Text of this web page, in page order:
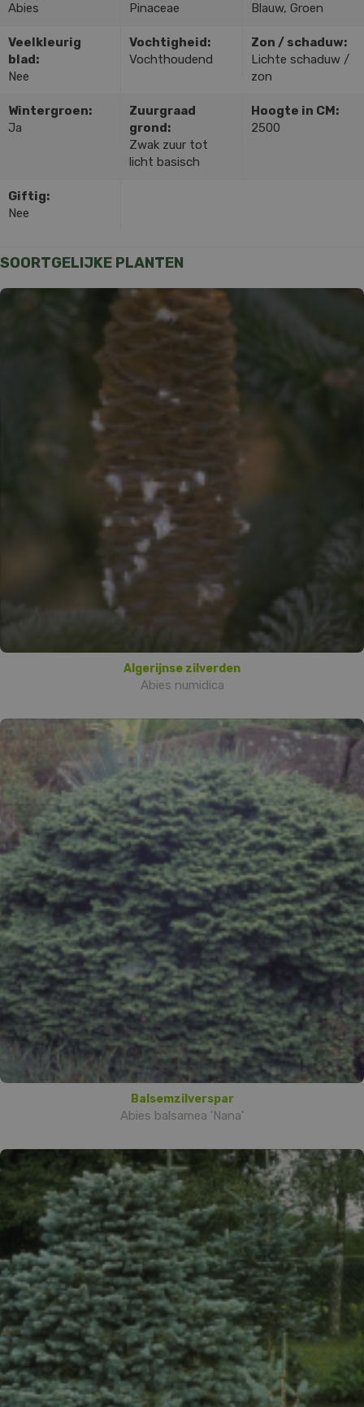
Abies
Pinaceae
Blauw, Groen
Veelkleurig
blad:
Nee
Vochtigheid:
Vochthoudend
Zon / schaduw:
Lichte schaduw /
zon
Wintergroen:
Ja
Zuurgraad
grond:
Zwak zuur tot
licht basisch
Hoogte in CM:
2500
Giftig:
Nee
SOORTGELIJKE PLANTEN
Algerijnse zilverden
Abies numidica
Balsemzilverspar
Abies balsamea 'Nana'